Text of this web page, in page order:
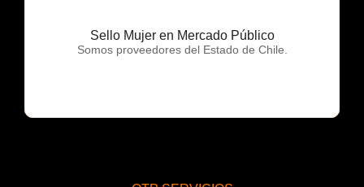
Sello Mujer en Mercado Público
Somos proveedores del Estado de Chile.
OTP Servicios